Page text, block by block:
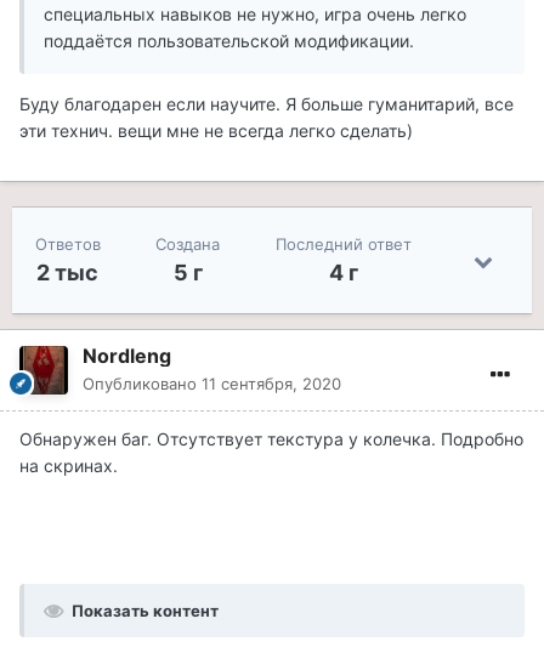
специальных навыков не нужно, игра очень легко
поддаётся пользовательской модификации.
Буду благодарен если научите. Я больше гуманитарий, все
эти технич. вещи мне не всегда легко сделать)
Ответов
2 тыс
Создана
5 г
Последний ответ
4 г
Nordleng
Опубликовано 11 сентября, 2020
Обнаружен баг. Отсутствует текстура у колечка. Подробно
на скринах.
Показать контент